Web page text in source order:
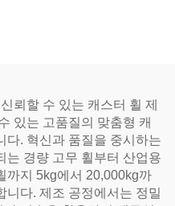
뢰할 수 있는 캐스터 휠 제
있는 고품질의 맞춤형 캐
다. 혁신과 품질을 중시하는
는 경량 고무 휠부터 산업용
까지 5kg에서 20,000kg까
니다. 제조 공정에서는 정밀